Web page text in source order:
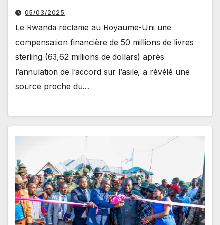
05/03/2025
Le Rwanda réclame au Royaume-Uni une
compensation financière de 50 millions de livres
sterling (63,62 millions de dollars) après
l’annulation de l’accord sur l’asile, a révélé une
source proche du…